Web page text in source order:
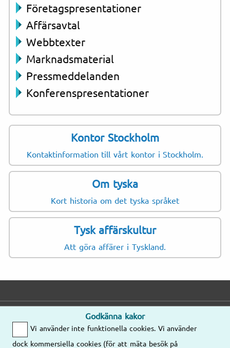
Företagspresentationer
Affärsavtal
Webbtexter
Marknadsmaterial
Pressmeddelanden
Konferenspresentationer
Kontor Stockholm
Kontaktinformation till vårt kontor i Stockholm.
Om tyska
Kort historia om det tyska språket
Tysk affärskultur
Att göra affärer i Tyskland.
Godkänna kakor
Vi använder inte funktionella cookies. Vi använder
dock kommersiella cookies (för att mäta besök på
E-post
Mejla oss gärna
Telefon